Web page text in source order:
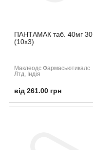
ПАНТАМАК таб. 40мг 30
(10х3)
Маклеодс Фармасьютикалс
Лтд, Індія
від 261.00 грн